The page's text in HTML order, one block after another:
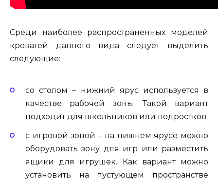
Среди наиболее распространенных моделей
кроватей данного вида следует выделить
следующие:
со столом – нижний ярус используется в
качестве рабочей зоны. Такой вариант
подходит для школьников или подростков;
с игровой зоной – на нижнем ярусе можно
оборудовать зону для игр или разместить
ящики для игрушек. Как вариант можно
установить на пустующем пространстве